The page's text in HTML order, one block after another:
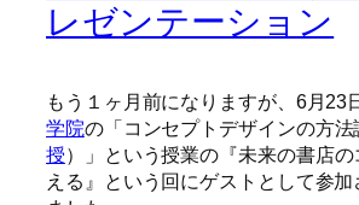
レゼンテーション
もう１ヶ月前になりますが、6月23
学院の「コンセプトデザインの方法
授）」という授業の『未来の書店
える』という回にゲストとして参加